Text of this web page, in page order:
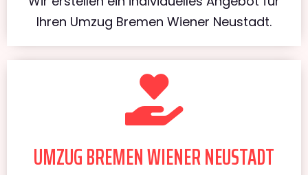
Ihren Umzug Bremen Wiener Neustadt.
UMZUG BREMEN WIENER NEUSTADT